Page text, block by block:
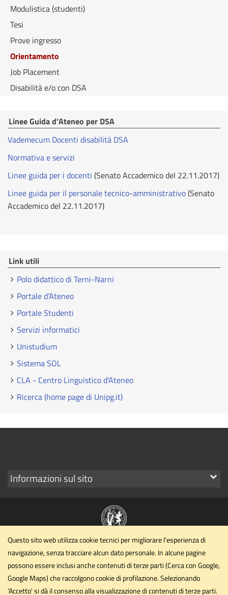
Modulistica (studenti)
Tesi
Prove ingresso
Orientamento
Job Placement
Disabilità e/o con DSA
Linee Guida d'Ateneo per DSA
Vademecum Docenti disabilità DSA
Normativa e servizi
Linee guida per i docenti (Senato Accademico del 22.11.2017)
Linee guida per il personale tecnico-amministrativo(Senato
Accademico del 22.11.2017)
Link utili
Polo didattico di Terni-Narni
Portale d’Ateneo
Portale Studenti
Servizi informatici
Unistudium
Sistema SOL
CLA - Centro Linguistico d'Ateneo
Ricerca (home page di Unipg.it)
Mostra
Informazioni sul sito
Dipartimento di Filosofia, scienze sociali, umane e della
formazione
Università degli Studi di Perugia
Piazza G. Ermini, 1 - Perugia
Questo sito web utilizza cookie tecnici per migliorare l'esperienza di
navigazione, senza tracciare alcun dato personale. In alcune pagine
possono essere inclusi anche contenuti di terze parti (Cerca con Google,
Google Maps) che raccolgono cookie di profilazione. Selezionando
'Accetto' si dà il consenso alla visualizzazione di contenuti di terze parti.